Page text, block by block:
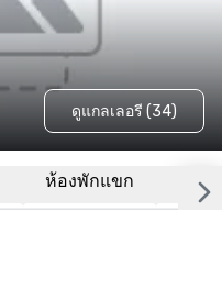
ดูแกลเลอรี (34)
ห้องพักแขก สถา